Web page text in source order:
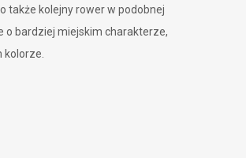
także kolejny rower w podobnej
o bardziej miejskim charakterze,